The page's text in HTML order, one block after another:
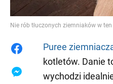
Nie rób tłuczonych ziemniaków w
Puree
kotletów. Danie
wychodzi